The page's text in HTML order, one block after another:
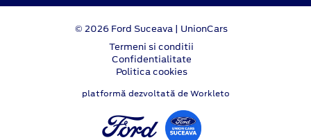
© 2026 Ford Suceava | UnionCars
Termeni si conditii
Confidentialitate
Politica cookies
platformă dezvoltată de Workleto